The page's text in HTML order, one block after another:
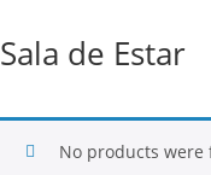
Sala de Estar
No products